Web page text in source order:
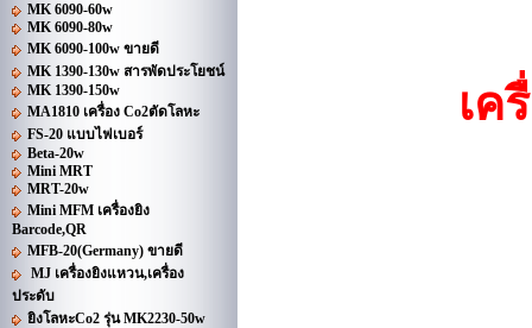
MK 6090-60w
MK 6090-80w
MK 6090-100w ขายดี
MK 1390-130w สารพัดประโยชน์
MK 1390-150w
MA1810 เครื่อง Co2ตัดโลหะ
FS-20 แบบไฟเบอร์
Beta-20w
Mini MRT
MRT-20w
Mini MFM เครื่องยิง
Barcode,QR
MFB-20(Germany) ขายดี
MJ เครื่องยิงแหวน,เครื่อง
ประดับ
ยิงโลหะCo2 รุ่น MK2230-50w
เค